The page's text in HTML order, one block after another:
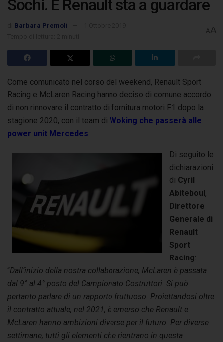
Sochi. E Renault sta a guardare
Barbara Premoli
AA
Come comunicato nel corso del weekend, Renault Sport
Racing e McLaren Racing hanno deciso di comune accordo
di non rinnovare il contratto di fornitura motori F1 dopo la
stagione 2020, con il team di Woking che passerà alle
power unit Mercedes
Di seguito le
dichiarazioni
di Cyril
Abiteboul,
Direttore
Generale di
Renault
Sport
Racing:
“Dall’inizio della nostra collaborazione, McLaren è passata
dal 9° al 4° posto del Campionato Costruttori. Si può
pertanto parlare di un rapporto fruttuoso. Proiettandosi oltre
il contratto attuale, nel 2021, è emerso che Renault e
McLaren hanno ambizioni diverse per il futuro. Per diverse
settimane, tutti gli elementi che rientrano in questa